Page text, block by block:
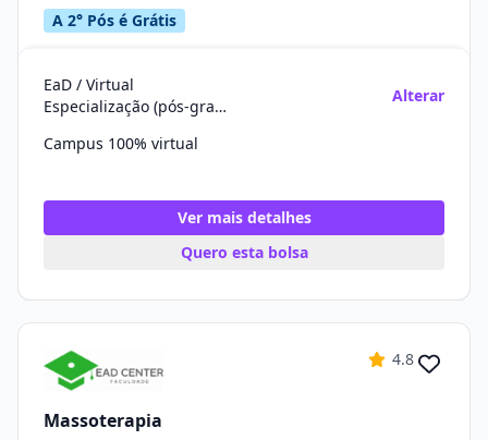
A 2° Pós é Grátis
EaD / Virtual
Especialização (pós-graduação)
Alterar
Campus 100% virtual
Ver mais detalhes
Quero esta bolsa
4.8
Massoterapia